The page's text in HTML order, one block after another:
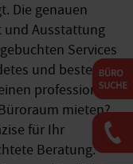
Die genauen
und Ausstattung
Services
und bestens
professionell
mieten?
für Ihr
Beratung.